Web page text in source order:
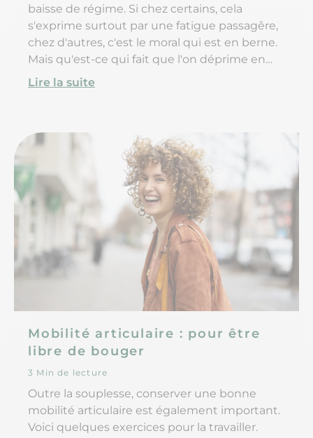
baisse de régime. Si chez certains, cela
s'exprime surtout par une fatigue passagêre,
chez d'autres, c'est le moral qui est en berne.
Mais qu'est-ce qui fait que l'on déprime en
hiver ? Est-il possible d'anticiper cette baisse
Lire la suite
Mobilité articulaire : pour être
libre de bouger
3 Min de lecture
Outre la souplesse, conserver une bonne
mobilité articulaire est également important.
Voici quelques exercices pour la travailler.